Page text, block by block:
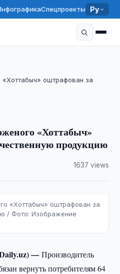
Спецпроекты Ру
оштрафован за
«Хоттабыч»
продукцию
1637 views
«Хоттабыч» оштрафован за
/ Фото: Изображение
—Производитель
вернуть потребителям 64